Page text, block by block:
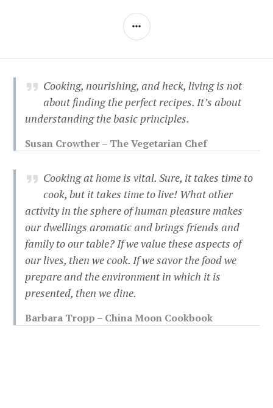
SIDEBAR
Cooking, nourishing, and heck, living is not
about finding the perfect recipes. It’s about
understanding the basic principles.
Susan Crowther – The Vegetarian Chef
Cooking at home is vital. Sure, it takes time to
cook, but it takes time to live! What other
activity in the sphere of human pleasure makes
our dwellings aromatic and brings friends and
family to our table? If we value these aspects of
our lives, then we cook. If we savor the food we
prepare and the environment in which it is
presented, then we dine.
Barbara Tropp – China Moon Cookbook